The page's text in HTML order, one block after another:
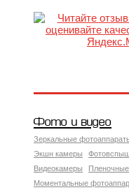
Фото и видео
Зеркальные
Экшн камеры
Видеокамеры
Моментальные